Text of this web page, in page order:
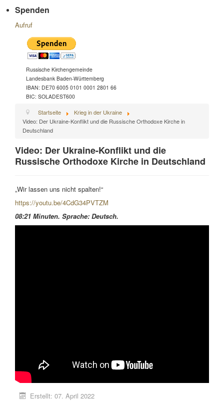
Spenden
Aufruf
Russische Kirchengemeinde
Landesbank Baden-Württemberg
IBAN: DE70 6005 0101 0001 2801 66
BIC: SOLADEST600
Startseite
Krieg in der Ukraine
Video: Der Ukraine-Konflikt und die Russische Orthodoxe Kirche in
Deutschland
Video: Der Ukraine-Konflikt und die
Russische Orthodoxe Kirche in Deutschland
„Wir lassen uns nicht spalten!“
https://youtu.be/4CdG34PVTZM
08:21 Minuten. Sprache: Deutsch.
Erstellt: 07. April 2022